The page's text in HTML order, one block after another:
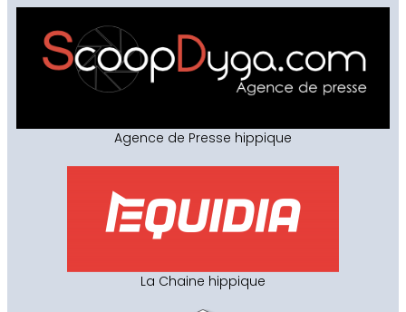
Agence de Presse hippique
La Chaine hippique